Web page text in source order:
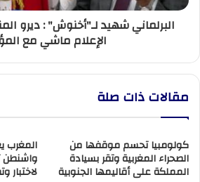
الإعلام
ماشيالبرلماني شهيد لـ"أخنوش" : ديرو
الإعلام ماشي مع
مقالات ذات صلة
كولومبيا تحسم موقفها من
الصحراء المغربية وتقر بسيادة
المملكة على أقاليمها الجنوبية
المغرب
واشنطن
لاختبار